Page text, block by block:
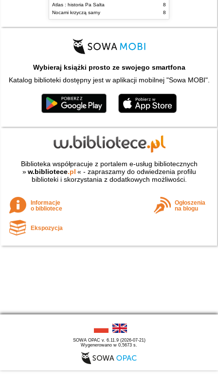
Atlas : historia Pa Salta
8
Nocami krzyczą sarny
8
Wybieraj książki prosto ze swojego smartfona
Katalog biblioteki dostępny jest w aplikacji mobilnej "Sowa MOBI".
Biblioteka współpracuje z portalem e-usług bibliotecznych
» w.bibliotece.pl « - zapraszamy do odwiedzenia profilu
biblioteki i skorzystania z dodatkowych możliwości.
Informacje
o bibliotece
Ogłoszenia
na blogu
Ekspozycja
SOWA OPAC v. 6.11.9 (2026-07-21)
Wygenerowano w 0,5673 s.